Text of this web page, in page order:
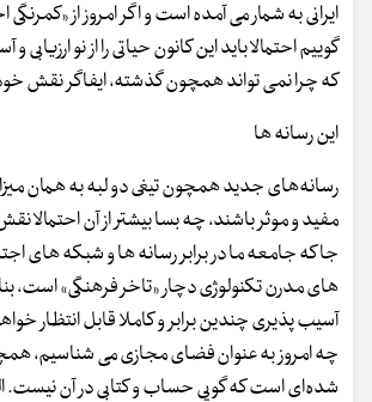
ایرانی به شمار می آمده است و اگر امروز از
گوییم احتمالا باید این کانون حیاتی را از نو
که چرا نمی تواند همچون گذشته، ایفاگر نقش
این رسانه ها
رسانه‌های جدید همچون تیغی دو لبه به همان
مفید و موثر باشند، چه بسا بیشتر از آن احتمالا
جا که جامعه ما در برابر رسانه ها و شبکه های
های مدرن تکنولوژی دچار «تاخر فرهنگی» است،
آسیب پذیری چندین برابر و کاملا قابل انتظار
چه امروز به عنوان فضای مجازی می شناسیم،
شده‌ای است که گویی حساب و کتابی در آن نیست.